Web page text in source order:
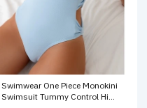
Swimwear One Piece Monokini
Swimsuit Tummy Control High